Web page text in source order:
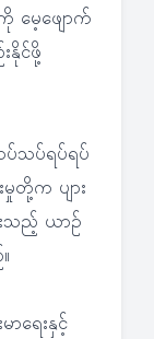
မေ့ဖျောက်
နိုင်ဖို့
သပ်သပ်ရပ်ရပ်
တို့က ပျား
သည့် ယာဉ်
ာရေးနှင့်